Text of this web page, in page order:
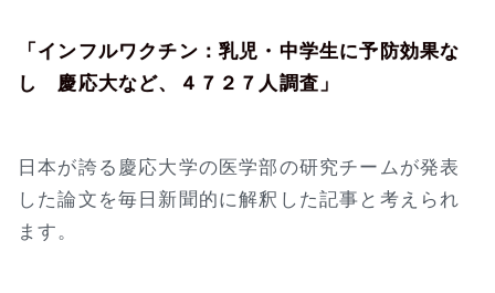
「インフルワクチン：乳児・中学生に予防効果な
し 慶応大など、４７２７人調査」
日本が誇る慶応大学の医学部の研究チームが発表
した論文を毎日新聞的に解釈した記事と考えられ
ます。